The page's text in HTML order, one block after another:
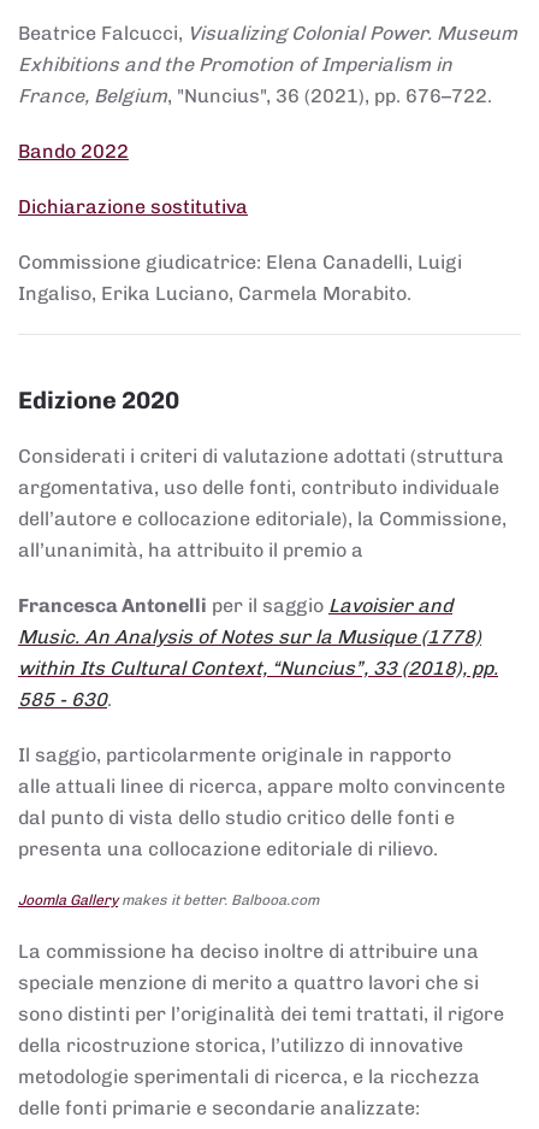
Beatrice Falcucci, Visualizing Colonial Power. Museum
Exhibitions and the Promotion of Imperialism in
France, Belgium, "Nuncius", 36 (2021), pp. 676–722.
Bando 2022
Dichiarazione sostitutiva
Commissione giudicatrice: Elena Canadelli, Luigi
Ingaliso, Erika Luciano, Carmela Morabito.
Edizione 2020
Considerati i criteri di valutazione adottati (struttura
argomentativa, uso delle fonti, contributo individuale
dell’autore e collocazione editoriale), la Commissione,
all’unanimità, ha attribuito il premio a
Francesca Antonelli per il saggio Lavoisier and
Music. An Analysis of Notes sur la Musique (1778)
within Its Cultural Context, “Nuncius”, 33 (2018), pp.
585 - 630.
Il saggio, particolarmente originale in rapporto
alle attuali linee di ricerca, appare molto convincente
dal punto di vista dello studio critico delle fonti e
presenta una collocazione editoriale di rilievo.
Joomla Gallerymakes it better. Balbooa.com
La commissione ha deciso inoltre di attribuire una
speciale menzione di merito a quattro lavori che si
sono distinti per l’originalità dei temi trattati, il rigore
della ricostruzione storica, l’utilizzo di innovative
metodologie sperimentali di ricerca, e la ricchezza
delle fonti primarie e secondarie analizzate: